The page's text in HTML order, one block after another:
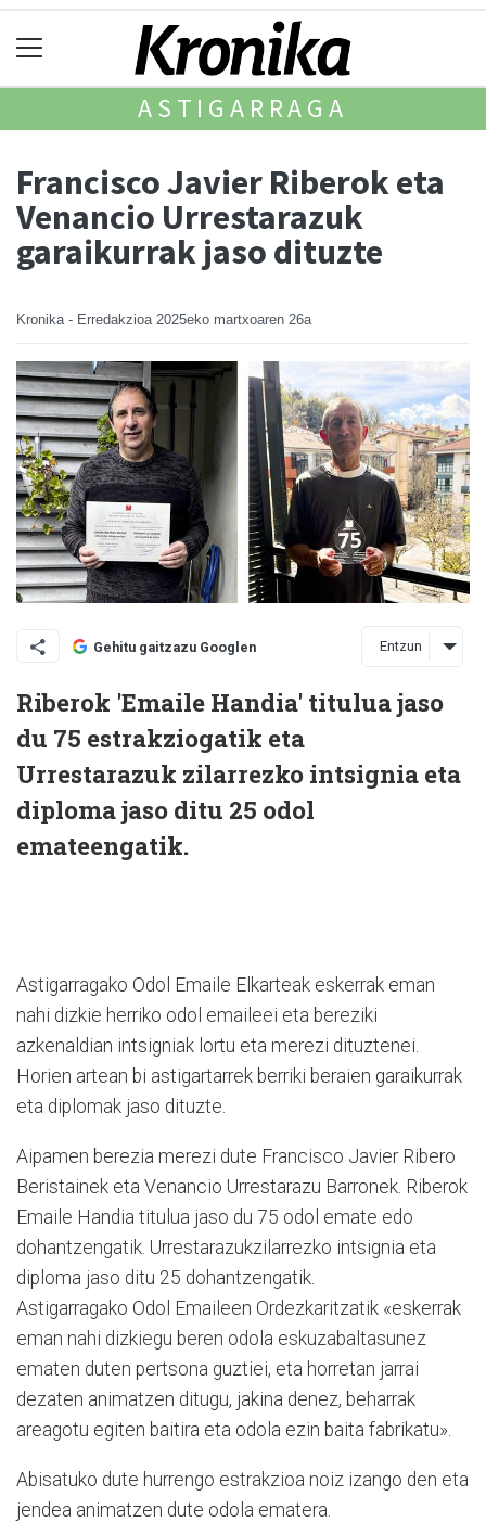
ASTIGARRAGA
Francisco Javier Riberok eta
Venancio Urrestarazuk
garaikurrak jaso dituzte
Kronika - Erredakzioa 2025eko martxoaren 26a
Gehitu gaitzazu Googlen Entzun
Riberok 'Emaile Handia' titulua jaso
du 75 estrakziogatik eta
Urrestarazuk zilarrezko intsignia eta
diploma jaso ditu 25 odol
emateengatik.
Astigarragako Odol Emaile Elkarteak eskerrak eman
nahi dizkie herriko odol emaileei eta bereziki
azkenaldian intsigniak lortu eta merezi dituztenei.
Horien artean bi astigartarrek berriki beraien garaikurrak
eta diplomak jaso dituzte.
Aipamen berezia merezi dute Francisco Javier Ribero
Beristainek eta Venancio Urrestarazu Barronek. Riberok
Emaile Handia titulua jaso du 75 odol emate edo
dohantzengatik. Urrestarazukzilarrezko intsignia eta
diploma jaso ditu 25 dohantzengatik.
Astigarragako Odol Emaileen Ordezkaritzatik «eskerrak
eman nahi dizkiegu beren odola eskuzabaltasunez
ematen duten pertsona guztiei, eta horretan jarrai
dezaten animatzen ditugu, jakina denez, beharrak
areagotu egiten baitira eta odola ezin baita fabrikatu».
Abisatuko dute hurrengo estrakzioa noiz izango den eta
jendea animatzen dute odola ematera.